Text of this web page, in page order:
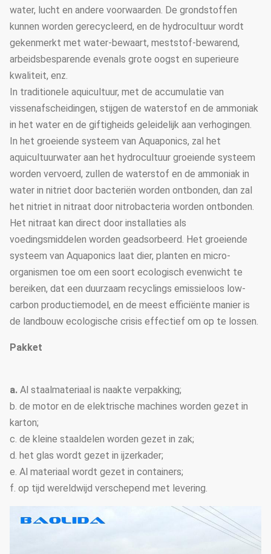
water, lucht en andere voorwaarden. De grondstoffen
kunnen worden gerecycleerd, en de hydrocultuur wordt
gekenmerkt met water-bewaart, meststof-bewarend,
arbeidsbesparende evenals grote oogst en superieure
kwaliteit, enz.
In traditionele aquicultuur, met de accumulatie van
vissenafscheidingen, stijgen de waterstof en de ammoniak
in het water en de giftigheids geleidelijk aan verhogingen.
In het groeiende systeem van Aquaponics, zal het
aquicultuurwater aan het hydrocultuur groeiende systeem
worden vervoerd, zullen de waterstof en de ammoniak in
water in nitriet door bacteriën worden ontbonden, dan zal
het nitriet in nitraat door nitrobacteria worden ontbonden.
Het nitraat kan direct door installaties als
voedingsmiddelen worden geadsorbeerd. Het groeiende
systeem van Aquaponics laat dier, planten en micro-
organismen toe om een soort ecologisch evenwicht te
bereiken, dat een duurzaam recyclings emissieloos low-
carbon productiemodel, en de meest efficiënte manier is
de landbouw ecologische crisis effectief om op te lossen.
Pakket
a. Al staalmateriaal is naakte verpakking;
b. de motor en de elektrische machines worden gezet in
karton;
c. de kleine staaldelen worden gezet in zak;
d. het glas wordt gezet in ijzerkader;
e. Al materiaal wordt gezet in containers;
f. op tijd wereldwijd verschepend met levering.